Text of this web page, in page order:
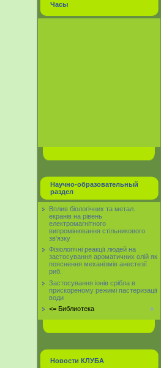
Часы
Научно-образовательный
раздел
Вплив біологічних та метал.
екранів на рівень
електромагнітного
випромінювання стільникового
зв'язку
Фізіологічні реакції людей на
застосування ароматичних олій як
пояснення механізмів анестезії
риб.
Застосування іонів срібла в
прискореному режимі пастеризації
води
<= Библиотека
Новости КЛУБА